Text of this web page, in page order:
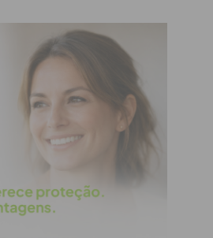
Imediato
newsletter por e-mail e
regular a informação
atualizada.